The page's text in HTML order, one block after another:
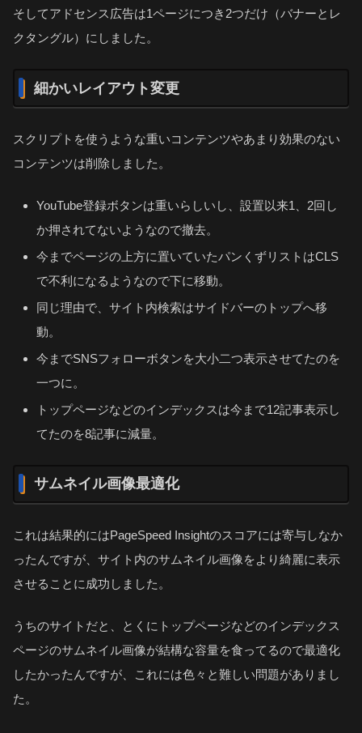
そしてアドセンス広告は1ページにつき2つだけ（バナーとレ
クタングル）にしました。
細かいレイアウト変更
スクリプトを使うような重いコンテンツやあまり効果のない
コンテンツは削除しました。
YouTube登録ボタンは重いらしいし、設置以来1、2回し
か押されてないようなので撤去。
今までページの上方に置いていたパンくずリストはCLS
で不利になるようなので下に移動。
同じ理由で、サイト内検索はサイドバーのトップへ移
動。
今までSNSフォローボタンを大小二つ表示させてたのを
一つに。
トップページなどのインデックスは今まで12記事表示し
てたのを8記事に減量。
サムネイル画像最適化
これは結果的にはPageSpeed Insightのスコアには寄与しなか
ったんですが、サイト内のサムネイル画像をより綺麗に表示
させることに成功しました。
うちのサイトだと、とくにトップページなどのインデックス
ページのサムネイル画像が結構な容量を食ってるので最適化
したかったんですが、これには色々と難しい問題がありまし
た。